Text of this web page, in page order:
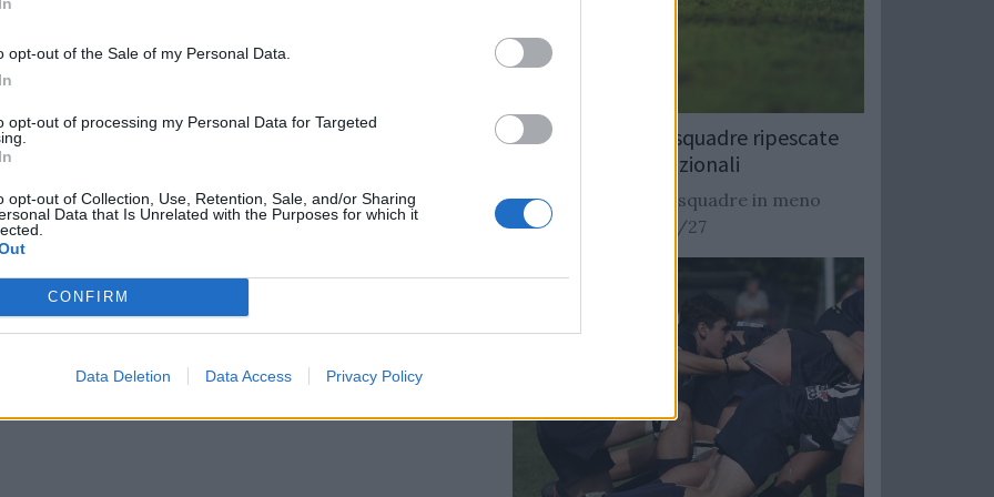
opt-out of the Sale of my Personal Data.
opt-out of processing my Personal Data for Targeted
opt-out of Collection, Use, Retention, Sale, and/or Sharing
Data that Is Unrelated with the Purposes for which it
CONFIRM
Data Deletion Data Access Privacy Policy
avvertito durante il riscaldamento.
Rugby: Record di squadre ripescate
nei campionati nazionali
Si stimano oltre 20 squadre in meno
dalla stagione 2026/27